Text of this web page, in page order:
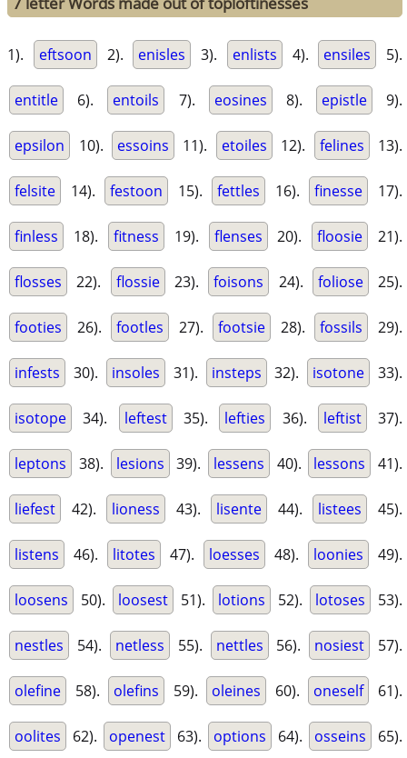
1). eftsoon 2). enisles 3). enlists 4). ensiles 5).
entitle 6). entoils 7). eosines 8). epistle 9).
epsilon 10). essoins 11). etoiles 12). felines 13).
felsite 14). festoon 15). fettles 16). finesse 17).
finless 18). fitness 19). flenses 20). floosie 21).
flosses 22). flossie 23). foisons 24). foliose 25).
footies 26). footles 27). footsie 28). fossils 29).
infests 30). insoles 31). insteps 32). isotone 33).
isotope 34). leftest 35). lefties 36). leftist 37).
leptons 38). lesions 39). lessens 40). lessons 41).
liefest 42). lioness 43). lisente 44). listees 45).
listens 46). litotes 47). loesses 48). loonies 49).
loosens 50). loosest 51). lotions 52). lotoses 53).
nestles 54). netless 55). nettles 56). nosiest 57).
olefine 58). olefins 59). oleines 60). oneself 61).
oolites 62). openest 63). options 64). osseins 65).